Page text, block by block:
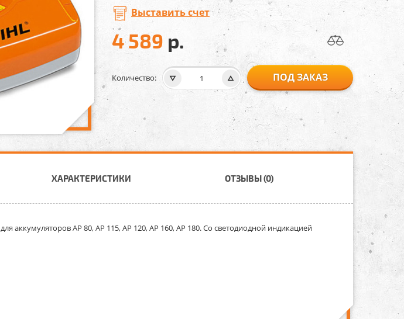
Выставить счет
4 589 р.
Количество: ПОД ЗАКАЗ
ХАРАКТЕРИСТИКИ ОТЗЫВЫ (0)
для аккумуляторов AP 80, AP 115, AP 120, AP 160, AP 180. Cо светодиодной индикацией